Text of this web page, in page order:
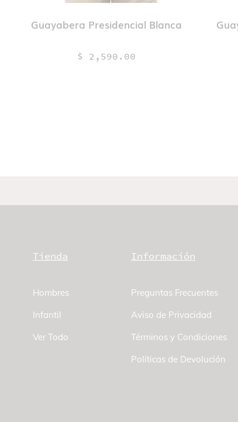
Guayabera Presidencial Blanca
$ 2,590.00
Tienda
Hombres
Infantil
Ver Todo
Información
Preguntas Frecuentes
Aviso de Privacidad
Términos y Condiciones
Políticas de Devolución